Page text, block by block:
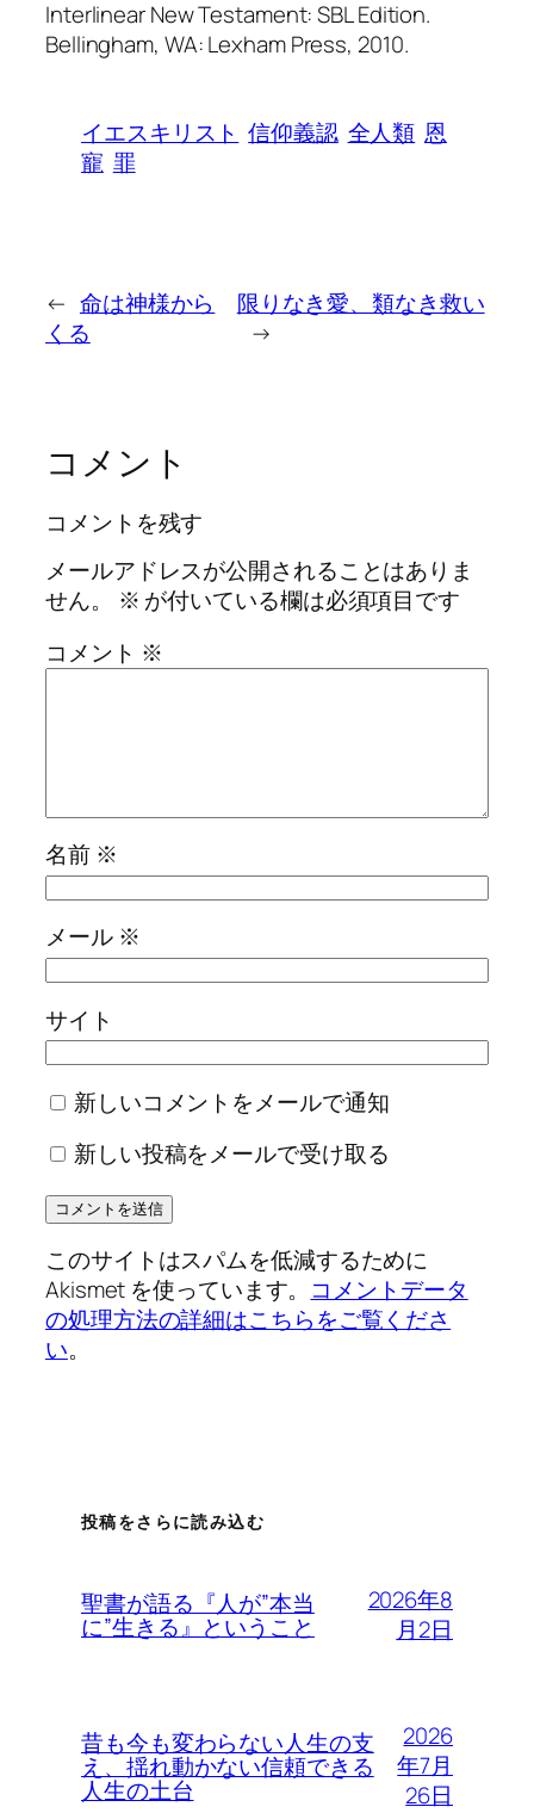
Interlinear New Testament: SBL Edition.
Bellingham, WA: Lexham Press, 2010.
イエスキリスト 信仰義認 全人類 恩
寵 罪
← 命は神様から
くる
限りなき愛、類なき救い
→
コメント
コメントを残す
メールアドレスが公開されることはありま
せん。
※ が付いている欄は必須項目です
コメント ※
名前 ※
メール ※
サイト
新しいコメントをメールで通知
新しい投稿をメールで受け取る
このサイトはスパムを低減するために
Akismet を使っています。 コメントデータ
の処理方法の詳細はこちらをご覧くださ
い。
投稿をさらに読み込む
聖書が語る『人が”本当
に”生きる』ということ
2026年8
月2日
昔も今も変わらない人生の支
え、揺れ動かない信頼できる
人生の土台
2026
年7月
26日